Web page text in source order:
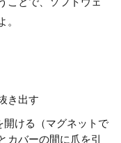
ことで、ソフトウェ
。
き出す
開ける（マグネットで
カバーの間に爪を引